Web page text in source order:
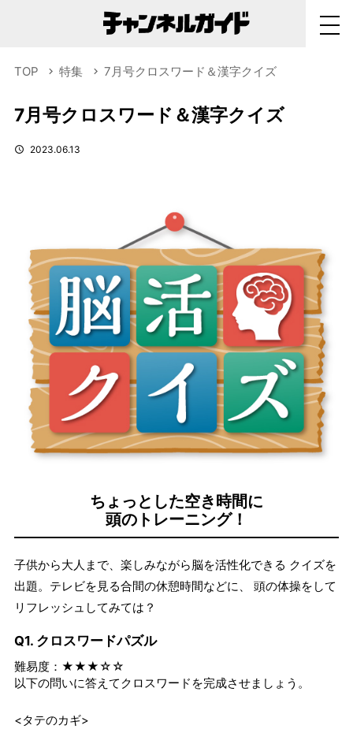
TOP 特集 7月号クロスワード＆漢字クイズ
7月号クロスワード＆漢字クイズ
2023.06.13
ちょっとした空き時間に
頭のトレーニング！
子供から大人まで、楽しみながら脳を活性化できる クイズを
出題。テレビを見る合間の休憩時間などに、 頭の体操をして
リフレッシュしてみては？
Q1. クロスワードパズル
難易度：★★★☆☆
以下の問いに答えてクロスワードを完成させましょう。
<タテのカギ>